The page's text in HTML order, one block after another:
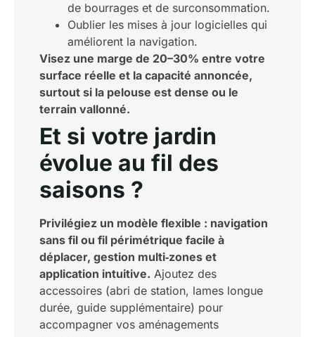
de bourrages et de surconsommation.
Oublier les mises à jour logicielles qui
améliorent la navigation.
Visez une marge de 20–30% entre votre
surface réelle et la capacité annoncée,
surtout si la pelouse est dense ou le
terrain vallonné.
Et si votre jardin
évolue au fil des
saisons ?
Privilégiez un modèle flexible : navigation
sans fil ou fil périmétrique facile à
déplacer, gestion multi‑zones et
application intuitive. Ajoutez des
accessoires (abri de station, lames longue
durée, guide supplémentaire) pour
accompagner vos aménagements